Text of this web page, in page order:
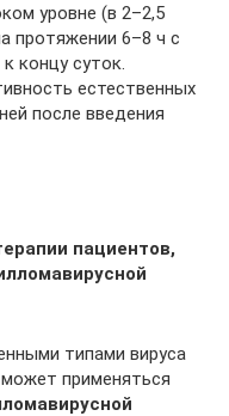
уровне (в 2–2,5
протяжении 6–8 ч с
концу суток.
естественных
после введения
пациентов,
типами вируса
применяться